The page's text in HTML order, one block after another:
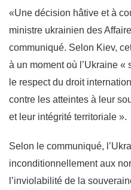
«Une décision hâtive et à
ministre ukrainien des
communiqué. Selon Kiev,
à un moment où l’Ukraine «
le respect du droit
contre les atteintes à leur
et leur intégrité territoriale ».
Selon le communiqué,
inconditionnellement aux
l’inviolabilité de la